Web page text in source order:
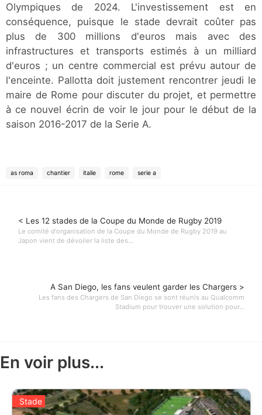
Olympiques de 2024. L'investissement est en
conséquence, puisque le stade devrait coûter pas
plus de 300 millions d'euros mais avec des
infrastructures et transports estimés à un milliard
d'euros ; un centre commercial est prévu autour de
l'enceinte. Pallotta doit justement rencontrer jeudi le
maire de Rome pour discuter du projet, et permettre
à ce nouvel écrin de voir le jour pour le début de la
saison 2016-2017 de la Serie A.
as roma chantier italie rome serie a
< Les 12 stades de la Coupe du Monde de Rugby 2019
Le comité d'organisation de la Coupe du Monde de Rugby 2019 au
Japon vient de dévoiler la liste des...
A San Diego, les fans veulent garder les Chargers >
Les fans des Chargers de San Diego se sont réunis au Qualcomm
Stadium pour trouver une solution pour...
En voir plus...
Stade